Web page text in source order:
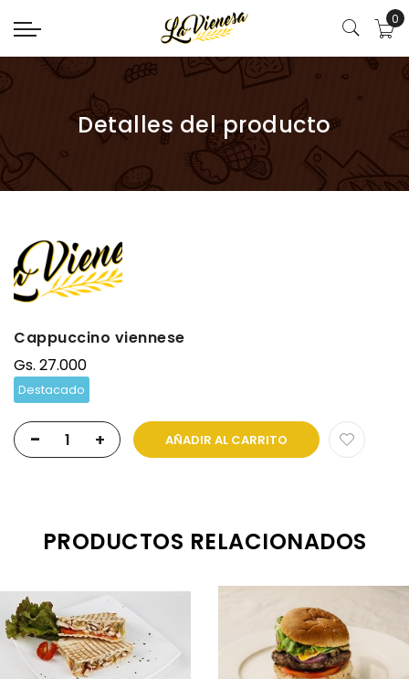
0
Detalles del producto
Cappuccino viennese
Gs. 27.000
Destacado
- + AÑADIR AL CARRITO
PRODUCTOS RELACIONADOS